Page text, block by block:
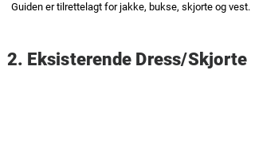
Guiden er tilrettelagt for jakke, bukse, skjorte og vest.
2. Eksisterende Dress/Skjorte